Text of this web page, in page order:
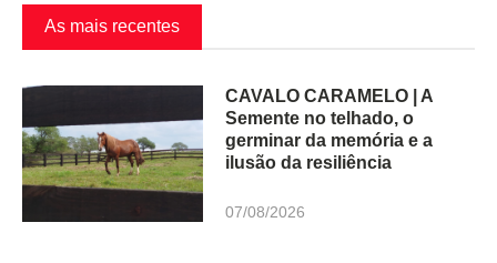
As mais recentes
CAVALO CARAMELO | A
Semente no telhado, o
germinar da memória e a
ilusão da resiliência
07/08/2026